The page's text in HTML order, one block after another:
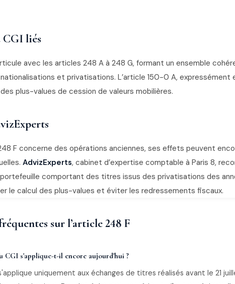
liés
avec les articles 248 A à 248 G, formant un ensemble
et privatisations. L’article 150-0 A, expressément
plus-values de cession de valeurs mobilières.
F concerne des opérations anciennes, ses effets peuvent
AdvizExperts, cabinet d’expertise comptable à Paris 8,
comportant des titres issus des privatisations des
le calcul des plus-values et éviter les redressements fiscaux.
sur l’article 248 F
CGI s'applique-t-il encore aujourd'hui ?
uniquement aux échanges de titres réalisés avant le 21